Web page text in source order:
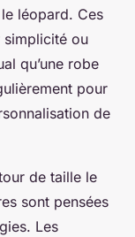
léopard. Ces
simplicité ou
qu’une robe
pour
de
de taille le
sont pensées
Les